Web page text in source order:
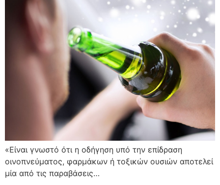
«Είναι γνωστό ότι η οδήγηση υπό την επίδραση
οινοπνεύματος, φαρμάκων ή τοξικών ουσιών αποτελεί
μία από τις παραβάσεις…